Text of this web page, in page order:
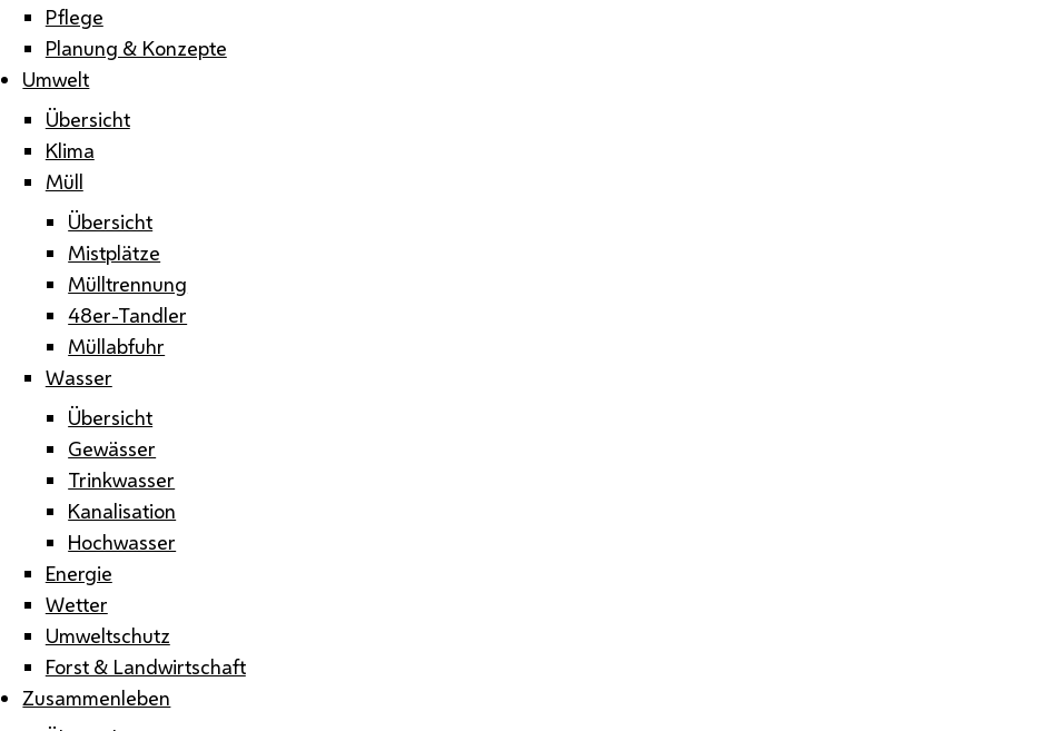
Pflege
Planung & Konzepte
Umwelt
Übersicht
Klima
Müll
Übersicht
Mistplätze
Mülltrennung
48er-Tandler
Müllabfuhr
Wasser
Übersicht
Gewässer
Trinkwasser
Kanalisation
Hochwasser
Energie
Wetter
Umweltschutz
Forst & Landwirtschaft
Zusammenleben